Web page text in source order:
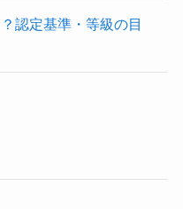
認定基準・等級の目